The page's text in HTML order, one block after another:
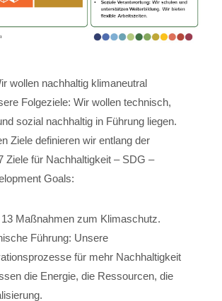
wollen nachhaltig klimaneutral
Folgeziele: Wir wollen technisch,
sozial nachhaltig in Führung liegen.
Ziele definieren wir entlang der
Ziele für Nachhaltigkeit – SDG –
Goals:
Maßnahmen zum Klimaschutz.
Führung: Unsere
für mehr Nachhaltigkeit
die Energie, die Ressourcen, die